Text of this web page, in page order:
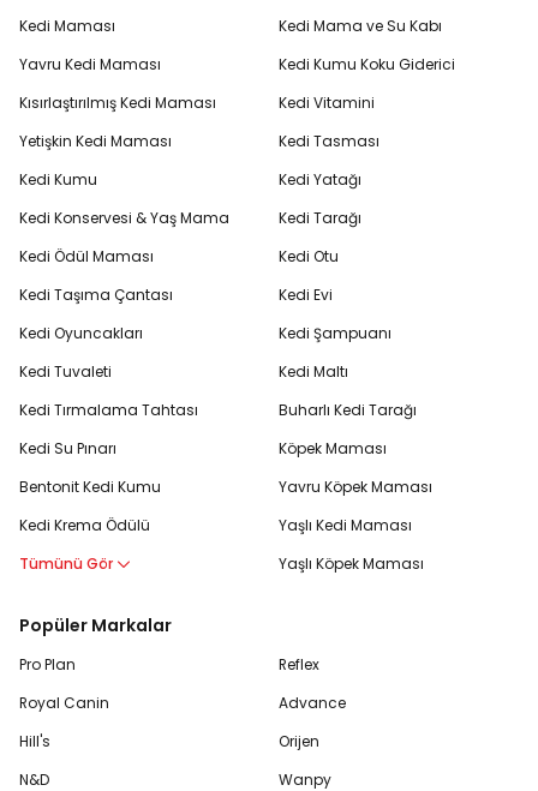
Kedi Maması
Yavru Kedi Maması
Kısırlaştırılmış Kedi Maması
Yetişkin Kedi Maması
Kedi Kumu
Kedi Konservesi & Yaş Mama
Kedi Ödül Maması
Kedi Taşıma Çantası
Kedi Oyuncakları
Kedi Tuvaleti
Kedi Tırmalama Tahtası
Kedi Su Pınarı
Bentonit Kedi Kumu
Kedi Krema Ödülü
Tümünü Gör
Kedi Mama ve Su Kabı
Kedi Kumu Koku Giderici
Kedi Vitamini
Kedi Tasması
Kedi Yatağı
Kedi Tarağı
Kedi Otu
Kedi Evi
Kedi Şampuanı
Kedi Maltı
Buharlı Kedi Tarağı
Köpek Maması
Yavru Köpek Maması
Yaşlı Kedi Maması
Yaşlı Köpek Maması
Popüler Markalar
Pro Plan
Royal Canin
Hill's
N&D
Reflex
Advance
Orijen
Wanpy